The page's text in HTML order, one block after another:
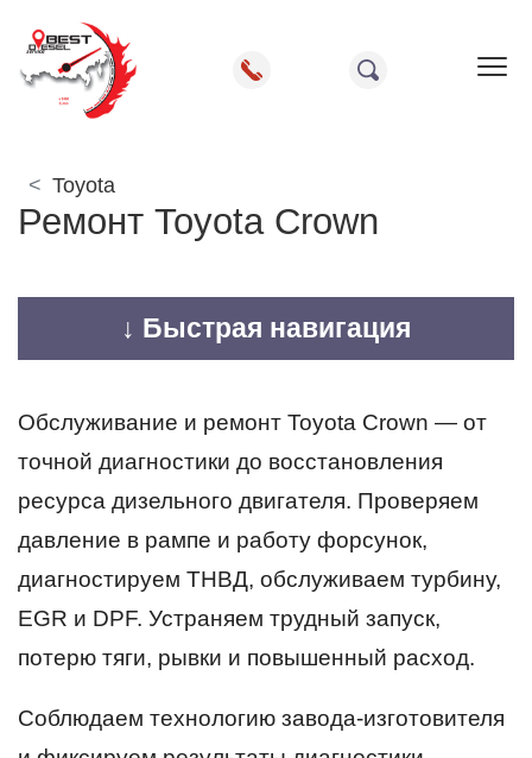
Toyota
Ремонт Toyota Crown
↓ Быстрая навигация
Обслуживание и ремонт Toyota Crown — от
точной диагностики до восстановления
ресурса дизельного двигателя. Проверяем
давление в рампе и работу форсунок,
диагностируем ТНВД, обслуживаем турбину,
EGR и DPF. Устраняем трудный запуск,
потерю тяги, рывки и повышенный расход.
Соблюдаем технологию завода-изготовителя